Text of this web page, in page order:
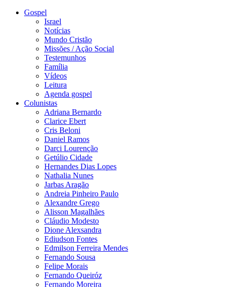
Gospel
Israel
Notícias
Mundo Cristão
Missões / Ação Social
Testemunhos
Família
Vídeos
Leitura
Agenda gospel
Colunistas
Adriana Bernardo
Clarice Ebert
Cris Beloni
Daniel Ramos
Darci Lourenção
Getúlio Cidade
Hernandes Dias Lopes
Nathalia Nunes
Jarbas Aragão
Andreia Pinheiro Paulo
Alexandre Grego
Alisson Magalhães
Cláudio Modesto
Dione Alexsandra
Ediudson Fontes
Edmilson Ferreira Mendes
Fernando Sousa
Felipe Morais
Fernando Queiróz
Fernando Moreira